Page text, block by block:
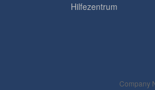
Hilfezentrum
Company